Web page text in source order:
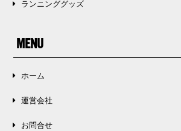
ランニンググッズ
MENU
ホーム
運営会社
お問合せ